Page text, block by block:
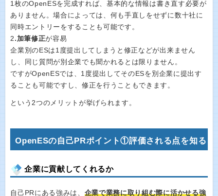
1枚のOpenESを完成すれば、基本的な情報は書き直す必要が
ありません。場合によっては、何も手直しをせずに数十社に
同時エントリーをすることも可能です。
2 .加筆修正が容易
企業別のESは1度提出してしまうと修正などが出来ません
し、同じ質問が別企業でも聞かれるとは限りません。
ですがOpenESでは、1度提出してそのESを別企業に提出す
ることも可能ですし、修正を行うこともできます。
という2つのメリットが挙げられます。
OpenESの自己PRポイント①評価される点を知る
企業に貢献してくれるか
自己PRにある強みは、 企業で業務に取り組む際に活かせる強